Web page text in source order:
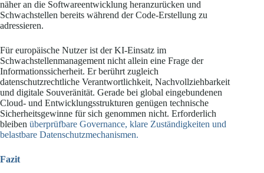
näher an die Softwareentwicklung heranzurücken und
Schwachstellen bereits während der Code-Erstellung zu
adressieren.
Für europäische Nutzer ist der KI-Einsatz im
Schwachstellenmanagement nicht allein eine Frage der
Informationssicherheit. Er berührt zugleich
datenschutzrechtliche Verantwortlichkeit, Nachvollziehbarkeit
und digitale Souveränität. Gerade bei global eingebundenen
Cloud- und Entwicklungsstrukturen genügen technische
Sicherheitsgewinne für sich genommen nicht. Erforderlich
bleiben überprüfbare Governance, klare Zuständigkeiten und
belastbare Datenschutzmechanismen.
Fazit